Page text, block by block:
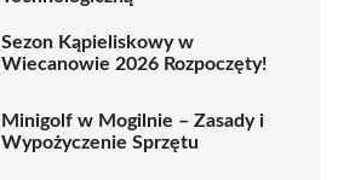
Sezon Kąpieliskowy w
Wiecanowie 2026 Rozpoczęty!
Minigolf w Mogilnie – Zasady i
Wypożyczenie Sprzętu